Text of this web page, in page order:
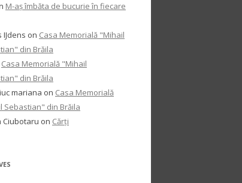
M-aș îmbăta de bucurie în fiecare
IJdens on Casa Memorială "Mihail
din Brăila
Casa Memorială "Mihail
din Brăila
mariana on Casa Memorială
Sebastian" din Brăila
Ciubotaru on Cărți